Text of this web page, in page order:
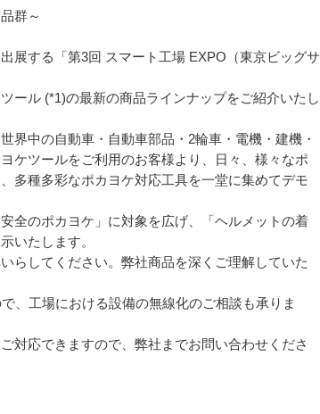
群～
展する「第3回 スマート工場 EXPO（東京ビッグサ
ール (*1)の最新の商品ラインナップをご紹介いたし
中の自動車・自動車部品・2輪車・電機・建機・
ケツールをご利用のお客様より、日々、様々なポ
多種多彩なポカヨケ対応工具を一堂に集めてデモ
全のポカヨケ」に対象を広げ、「ヘルメットの着
いたします。
らしてください。弊社商品を深くご理解していた
、工場における設備の無線化のご相談も承りま
対応できますので、弊社までお問い合わせくださ